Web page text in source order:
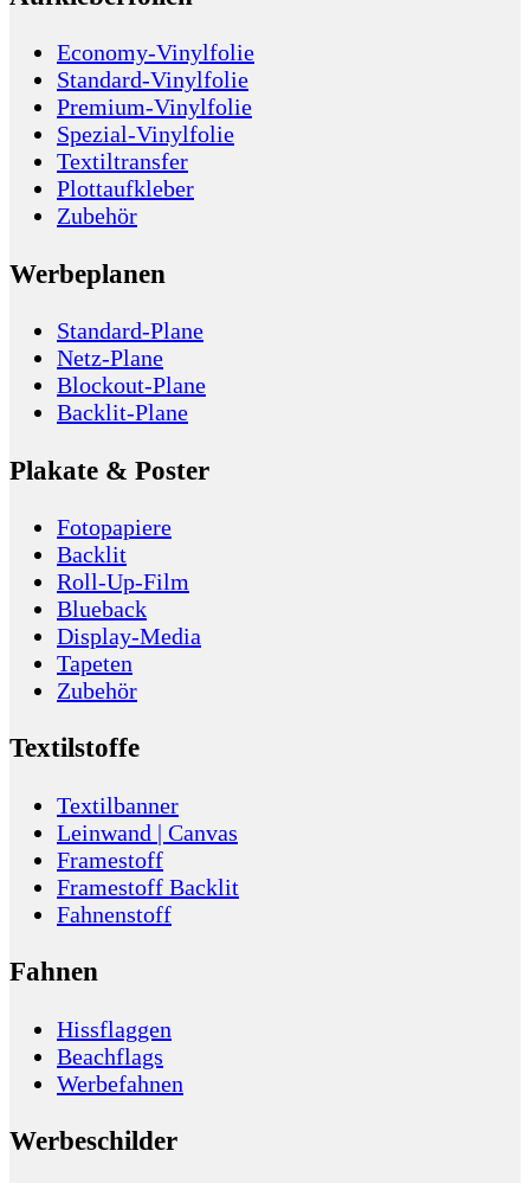
Economy-Vinylfolie
Standard-Vinylfolie
Premium-Vinylfolie
Spezial-Vinylfolie
Textiltransfer
Plottaufkleber
Zubehör
Werbeplanen
Standard-Plane
Netz-Plane
Blockout-Plane
Backlit-Plane
Plakate & Poster
Fotopapiere
Backlit
Roll-Up-Film
Blueback
Display-Media
Tapeten
Zubehör
Textilstoffe
Textilbanner
Leinwand | Canvas
Framestoff
Framestoff Backlit
Fahnenstoff
Fahnen
Hissflaggen
Beachflags
Werbefahnen
Werbeschilder